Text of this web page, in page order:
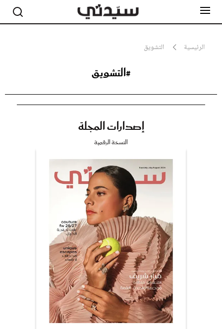
الرئيسية التشويق
#التشويق
إصدارات المجلة
النسخة الرقمية
جمال
صحة ورشاقة
عروس سيدتي